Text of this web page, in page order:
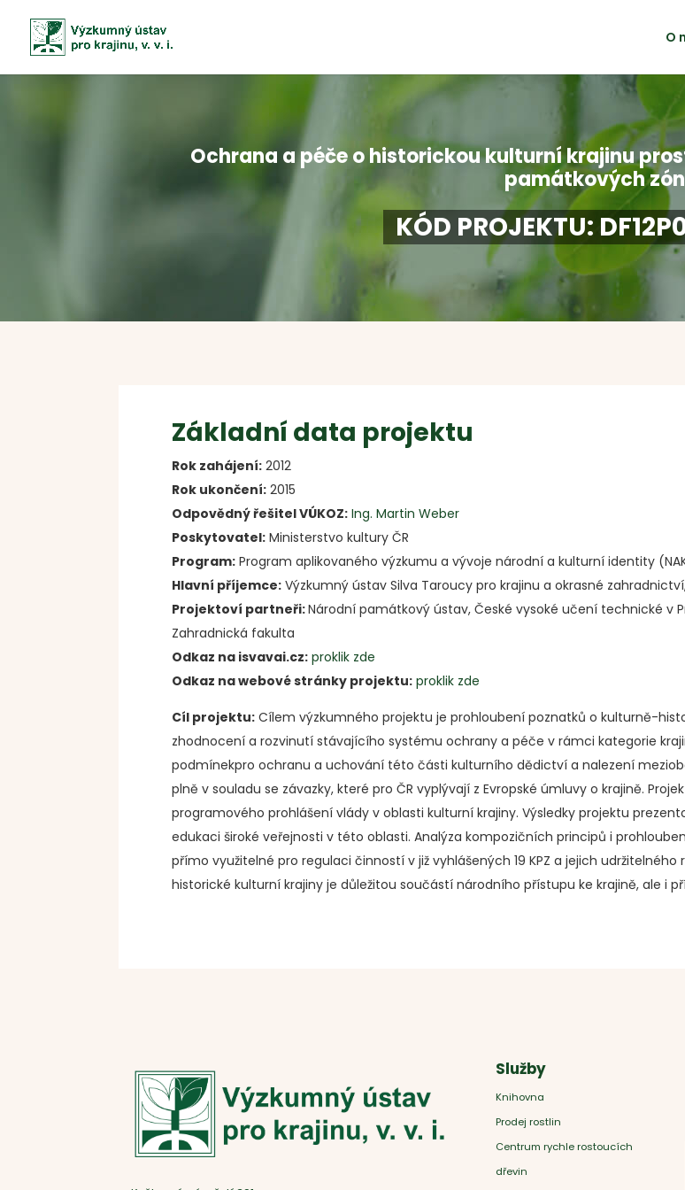
O
Ochrana a péče o historickou kulturní krajinu
památkových zón
KÓD PROJEKTU:
Základní data projektu
Rok zahájení: 2012
Rok ukončení: 2015
Odpovědný řešitel VÚKOZ: Ing. Martin Weber
Poskytovatel: Ministerstvo kultury ČR
Program: Program aplikovaného výzkumu a vývoje národní a kulturní identity
Hlavní příjemce: Výzkumný ústav Silva Taroucy pro krajinu a okrasné
Projektoví partneři:Národní památkový ústav, České vysoké učení technické v
Zahradnická fakulta
Odkaz na isvavai.cz: proklik zde
Odkaz na webové stránky projektu: proklik zde
Cíl projektu: Cílem výzkumného projektu je prohloubení poznatků o kulturně-
zhodnocení a rozvinutí stávajícího systému ochrany a péče v rámci kategorie
podmínekpro ochranu a uchování této části kulturního dědictví a nalezení
plně v souladu se závazky, které pro ČR vyplývají z Evropské úmluvy o krajině.
programového prohlášení vlády v oblasti kulturní krajiny. Výsledky projektu
edukaci široké veřejnosti v této oblasti. Analýza kompozičních principů i
přímo využitelné pro regulaci činností v již vyhlášených 19 KPZ a jejich
historické kulturní krajiny je důležitou součástí národního přístupu ke krajině, ale i
Služby
Knihovna
Prodej rostlin
Centrum rychle rostoucích
dřevin